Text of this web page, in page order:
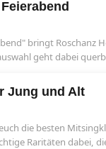
bringt Roschanz
geht dabei
Jung und Alt
die besten
Raritäten dabei,